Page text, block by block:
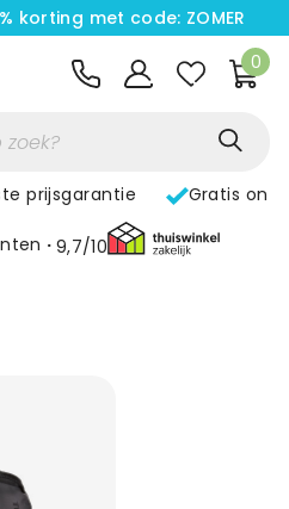
korting met code: ZOMER
0
prijsgarantie Gratis
9,7/10